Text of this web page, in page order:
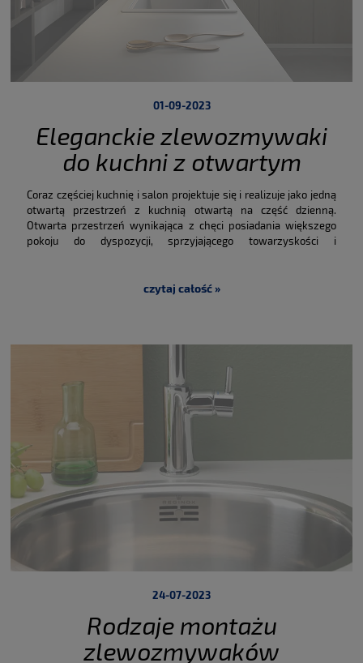
Eleganckie zlewozmywaki
do kuchni z otwartym
salonem
01-09-2023
Coraz częściej kuchnię i salon projektuje się i realizuje jako jedną
otwartą przestrzeń z kuchnią otwartą na część dzienną.
Otwarta przestrzeń wynikająca z chęci posiadania większego
pokoju do dyspozycji, sprzyjającego towarzyskości i
modeli mieszkań i wybrania wielofunkcyjnych rozwiązań, które
bijącym sercem domu, miejscem, w którym dzieci odrabiają lekcje,
, gotujcie razem.
czytaj całość »
Rodzaje montażu
zlewozmywaków
24-07-2023